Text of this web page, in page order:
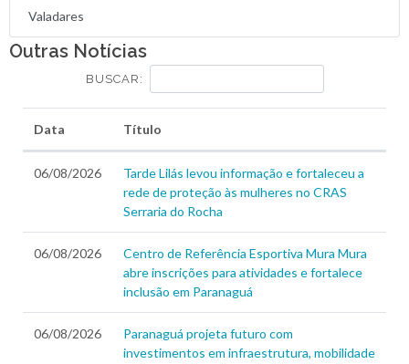
Valadares
Outras Notícias
BUSCAR:
Data Título
06/08/2026
Tarde Lilás levou informação e fortaleceu a
rede de proteção às mulheres no CRAS
Serraria do Rocha
06/08/2026
Centro de Referência Esportiva Mura Mura
abre inscrições para atividades e fortalece
inclusão em Paranaguá
06/08/2026
Paranaguá projeta futuro com
investimentos em infraestrutura, mobilidade